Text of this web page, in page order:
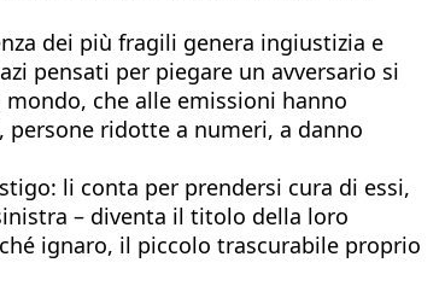
dei più fragili genera ingiustizia e
pensati per piegare un avversario si
che alle emissioni hanno
ridotte a numeri, a danno
li conta per prendersi cura di essi,
– diventa il titolo della loro
ignaro, il piccolo trascurabile proprio